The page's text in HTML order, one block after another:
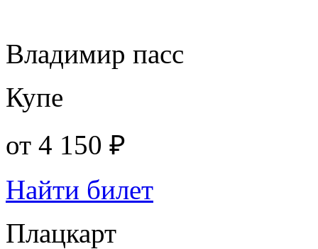
Владимир пасс
Купе
от 4 150 ₽
Найти билет
Плацкарт